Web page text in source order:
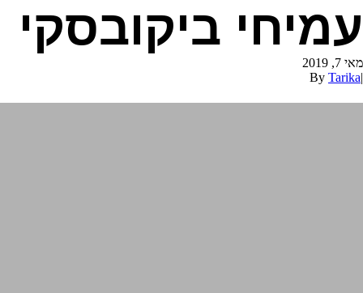
עמיחי ביקובסקי
מאי 7, 2019
|
By Tarika